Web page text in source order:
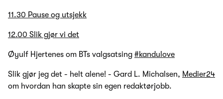
11.30 Pause og utsjekk
12.00 Slik gjør vi det
Øyulf Hjertenes om BTs valgsatsing #kandulove
Slik gjør jeg det - helt alene! - Gard L. Michalsen, Medier24
om hvordan han skapte sin egen redaktørjobb.